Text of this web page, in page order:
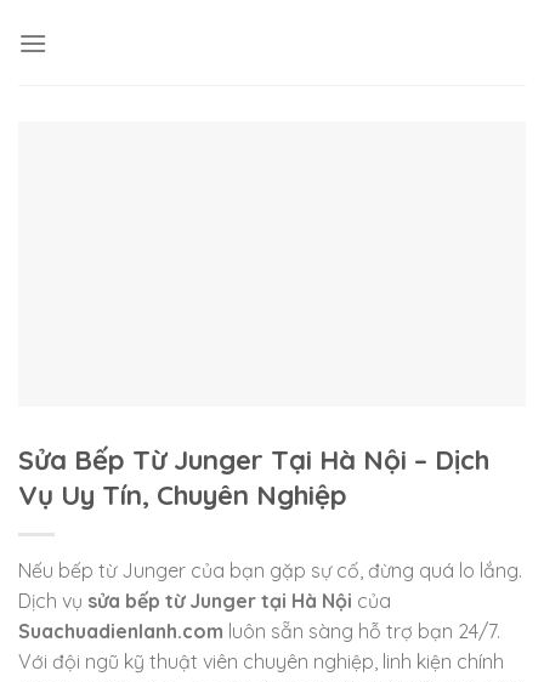
Sửa Bếp Từ Junger Tại Hà Nội – Dịch
Vụ Uy Tín, Chuyên Nghiệp
Nếu bếp từ Junger của bạn gặp sự cố, đừng quá lo lắng.
Dịch vụ sửa bếp từ Junger tại Hà Nội của
Suachuadienlanh.com luôn sẵn sàng hỗ trợ bạn 24/7.
Với đội ngũ kỹ thuật viên chuyên nghiệp, linh kiện chính